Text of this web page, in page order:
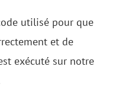
utilisé pour que
et de
exécuté sur notre